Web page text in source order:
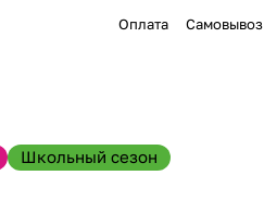
Оплата Самовывоз
Школьный сезон